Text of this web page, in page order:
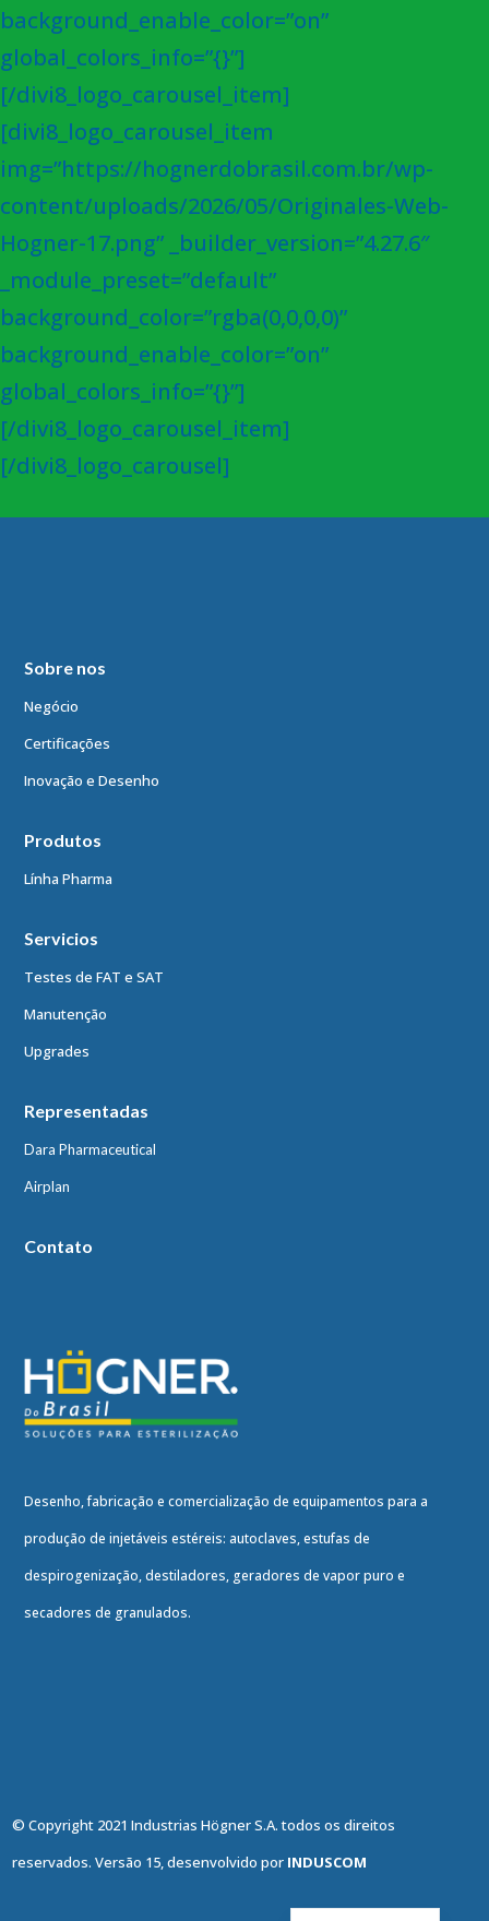
background_enable_color=”on”
global_colors_info=”{}”]
[/divi8_logo_carousel_item]
[divi8_logo_carousel_item
img=”https://hognerdobrasil.com.br/wp-
content/uploads/2026/05/Originales-Web-
Hogner-17.png” _builder_version=”4.27.6″
_module_preset=”default”
background_color=”rgba(0,0,0,0)”
background_enable_color=”on”
global_colors_info=”{}”]
[/divi8_logo_carousel_item]
[/divi8_logo_carousel]
Sobre nos
Negócio
Certificações
Inovação e Desenho
Produtos
Línha Pharma
Servicios
Testes de FAT e SAT
Manutenção
Upgrades
Representadas
Dara Pharmaceutical
Airplan
Contato
Desenho, fabricação e comercialização de equipamentos para a
produção de injetáveis estéreis: autoclaves, estufas de
despirogenização, destiladores, geradores de vapor puro e
secadores de granulados.
© Copyright 2021 Industrias Högner S.A. todos os direitos
reservados. Versão 15, desenvolvido por INDUSCOM